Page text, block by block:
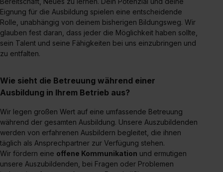
Eignung für die Ausbildung spielen eine entscheidende
Rolle, unabhängig von deinem bisherigen Bildungsweg. Wir
glauben fest daran, dass jeder die Möglichkeit haben sollte,
sein Talent und seine Fähigkeiten bei uns einzubringen und
zu entfalten.
Wie sieht die Betreuung während einer
Ausbildung in Ihrem Betrieb aus?
Wir legen großen Wert auf eine umfassende Betreuung
während der gesamten Ausbildung. Unsere Auszubildenden
werden von erfahrenen Ausbildern begleitet, die ihnen
täglich als Ansprechpartner zur Verfügung stehen.
Wir fördern eine offene Kommunikation und ermutigen
unsere Auszubildenden, bei Fragen oder Problemen